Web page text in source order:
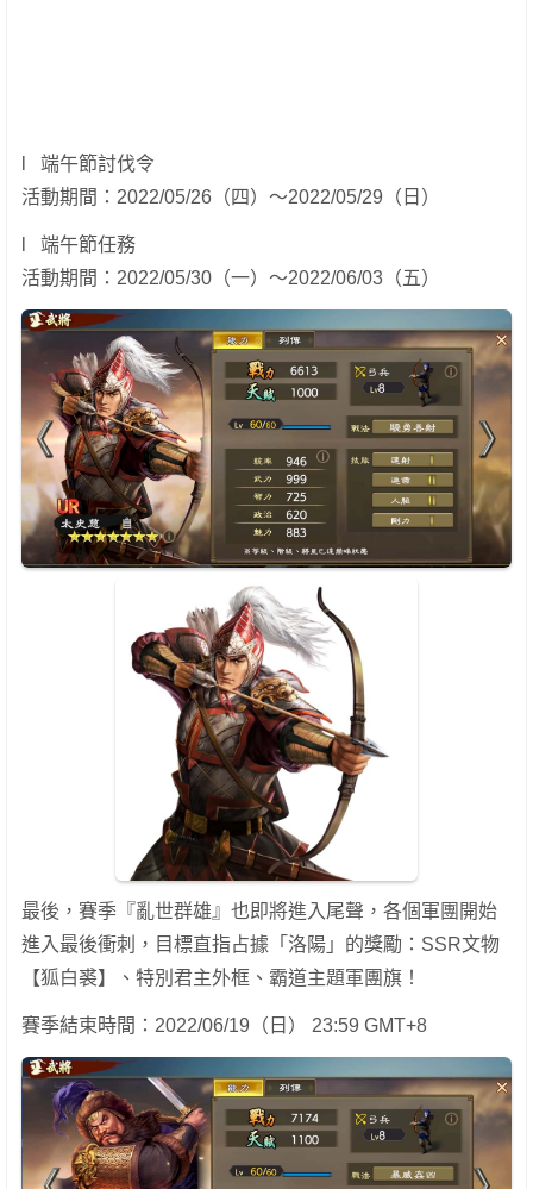
l 端午節討伐令
活動期間：2022/05/26（四）～2022/05/29（日）
l 端午節任務
活動期間：2022/05/30（一）～2022/06/03（五）
最後，賽季『亂世群雄』也即將進入尾聲，各個軍團開始
進入最後衝刺，目標直指占據「洛陽」的獎勵：SSR文物
【狐白裘】、特別君主外框、霸道主題軍團旗！
賽季結束時間：2022/06/19（日） 23:59 GMT+8